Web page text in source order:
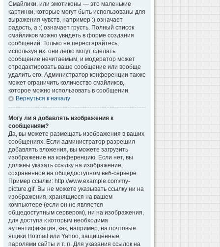
Смайлики, или эмотиконы — это маленькие
картинки, которые могут быть использованы для
выражения чувств, например :) означает
радость, а :( означает грусть. Полный список
смайликов можно увидеть в форме создания
сообщений. Только не перестарайтесь,
используя их: они легко могут сделать
сообщение нечитаемым, и модератор может
отредактировать ваше сообщение или вообще
удалить его. Администратор конференции также
может ограничить количество смайликов,
которое можно использовать в сообщении.
Вернуться к началу
Могу ли я добавлять изображения к
сообщениям?
Да, вы можете размещать изображения в ваших
сообщениях. Если администратор разрешил
добавлять вложения, вы можете загрузить
изображение на конференцию. Если нет, вы
должны указать ссылку на изображение,
сохранённое на общедоступном веб-сервере.
Пример ссылки: http://www.example.com/my-
picture.gif. Вы не можете указывать ссылку ни на
изображения, хранящиеся на вашем
компьютере (если он не является
общедоступным сервером), ни на изображения,
для доступа к которым необходима
аутентификация, как, например, на почтовые
ящики Hotmail или Yahoo, защищённые
паролями сайты и т. п. Для указания ссылок на